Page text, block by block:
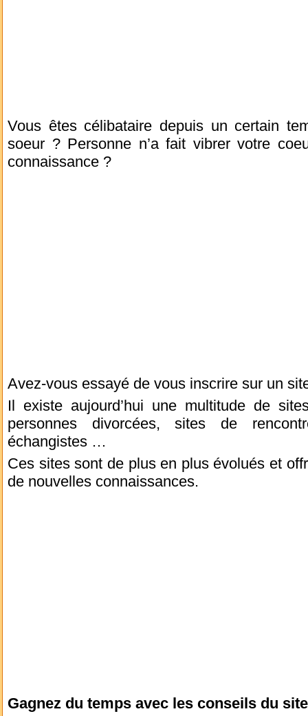
Vous êtes célibataire depuis un certain
soeur ? Personne n’a fait vibrer votre
connaissance ?
Avez-vous essayé de vous inscrire sur un
Il existe aujourd’hui une multitude de
personnes divorcées, sites de
échangistes …
Ces sites sont de plus en plus évolués et
de nouvelles connaissances.
Gagnez du temps avec les conseils du